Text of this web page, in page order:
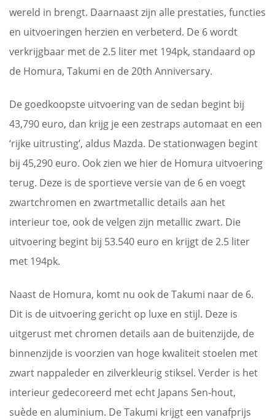
wereld in brengt. Daarnaast zijn alle prestaties, functies
en uitvoeringen herzien en verbeterd. De 6 wordt
verkrijgbaar met de 2.5 liter met 194pk, standaard op
de Homura, Takumi en de 20th Anniversary.
De goedkoopste uitvoering van de sedan begint bij
43,790 euro, dan krijg je een zestraps automaat en een
‘rijke uitrusting’, aldus Mazda. De stationwagen begint
bij 45,290 euro. Ook zien we hier de Homura uitvoering
terug. Deze is de sportieve versie van de 6 en voegt
zwartchromen en zwartmetallic details aan het
interieur toe, ook de velgen zijn metallic zwart. Die
uitvoering begint bij 53.540 euro en krijgt de 2.5 liter
met 194pk.
Naast de Homura, komt nu ook de Takumi naar de 6.
Dit is de uitvoering gericht op luxe en stijl. Deze is
uitgerust met chromen details aan de buitenzijde, de
binnenzijde is voorzien van hoge kwaliteit stoelen met
zwart nappaleder en zilverkleurig stiksel. Verder is het
interieur gedecoreerd met echt Japans Sen-hout,
suède en aluminium. De Takumi krijgt een vanafprijs